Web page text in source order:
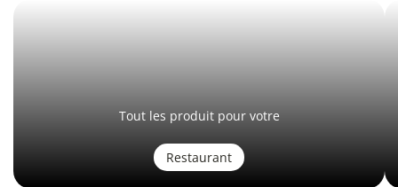
Tout les produit pour votre
Restaurant